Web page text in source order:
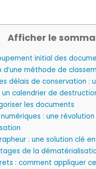
Afficher le
initial des
d’une méthode de
délais de conservation :
un calendrier de
les documents
: une
: une solution clé
de la
: comment appliquer